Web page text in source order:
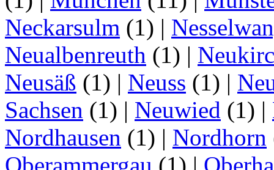
Neckarsulm (1) |
Neualbenreuth (1) |
Neusäß (1) | Neuss (1) |
Sachsen (1) | Neuwied (1) |
Nordhausen (1) | Nordhorn
Oberammergau (1) |